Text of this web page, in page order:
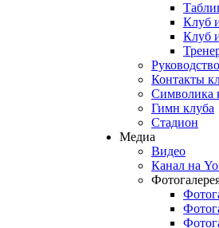
Клуб
Клуб
Контакты
Символика
Гимн клуба
Стадион
Медиа
Видео
Канал на